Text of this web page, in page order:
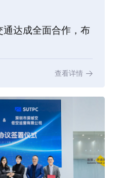
达成全面合作，布
查看详情